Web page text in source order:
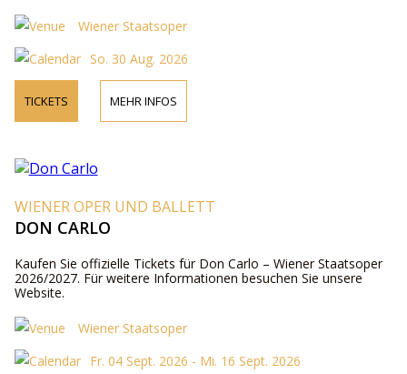
Wiener Staatsoper
So. 30 Aug. 2026
TICKETS MEHR INFOS
WIENER OPER UND BALLETT
DON CARLO
Kaufen Sie offizielle Tickets für Don Carlo – Wiener Staatsoper
2026/2027. Für weitere Informationen besuchen Sie unsere
Website.
Wiener Staatsoper
Fr. 04 Sept. 2026 - Mi. 16 Sept. 2026